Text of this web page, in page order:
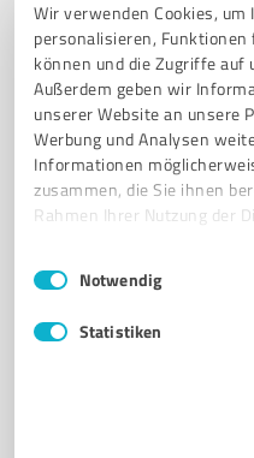
Wir verwenden Cookies, um
personalisieren,
können und die Zugriffe auf
Außerdem geben wir
unserer Website an unsere
Werbung und Analysen
Informationen
zusammen, die Sie ihnen
Rahmen Ihrer Nutzung der
Impressum
Einwilligungsauswahl
Notwendig
Statistiken
von 1.065
Sie möchten auch